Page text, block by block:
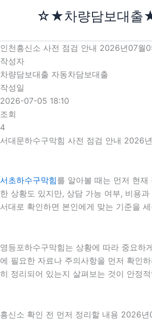
로
건
너
뛰
기
☆★차량담보대
인천흥신소 사전 점검 안내 2026년07월
작성자
차량담보대출 자동차담보대출
작성일
2026-07-05 18:10
조회
4
서대문하수구막힘 사전 점검 안내 2026
서초하수구막힘를 알아볼 때는 먼저 현
한 상황도 있지만, 상담 가능 여부, 비용
서대로 확인하면 본인에게 맞는 기준을
영등포하수구막힘는 상황에 따라 중요하
에 필요한 자료나 주의사항을 먼저 확인
히 정리되어 있는지 살펴보는 것이 안정
흥신소 확인 전 먼저 정리할 내용 2026